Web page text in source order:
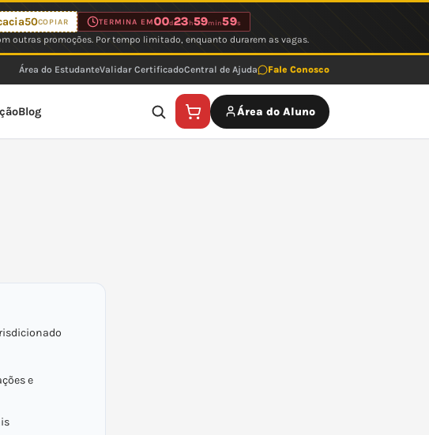
COPIAR TERMINA EM00d23 h59min59s
outras promoções. Por tempo limitado, enquanto durarem as vagas.
Área do EstudanteValidar CertificadoCentral de Ajuda Fale Conosco
Blog Área do Aluno
e